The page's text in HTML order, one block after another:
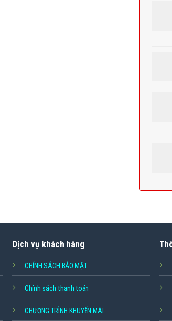
Dịch vụ khách hàng
CHÍNH SÁCH BẢO MẬT
Chính sách thanh toán
CHƯƠNG TRÌNH KHUYẾN MÃI